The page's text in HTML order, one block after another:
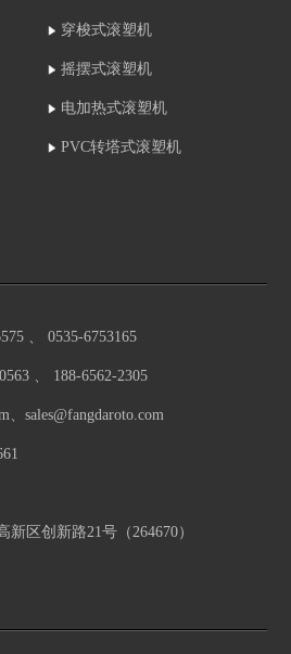
穿梭式滚塑机
摇摆式滚塑机
电加热式滚塑机
PVC转塔式滚塑机
、 0535-6753165
、 188-6562-2305
sales@fangdaroto.com
区创新路21号（264670）